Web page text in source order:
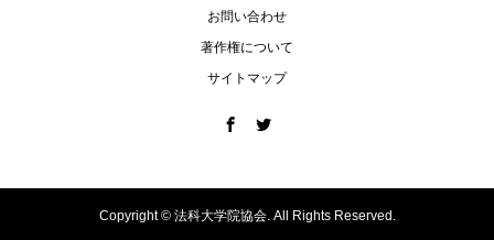
お問い合わせ
著作権について
サイトマップ
Copyright ©法科大学院協会. All Rights Reserved.